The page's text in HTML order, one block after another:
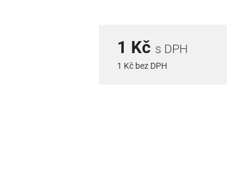
1 Kč s DPH
1 Kč bez DPH